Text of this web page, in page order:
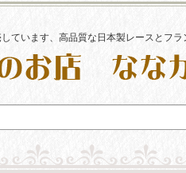
ています、高品質な日本製レースとフ